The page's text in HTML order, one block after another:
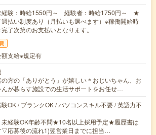
経験：時給1550円～ 経験者：時給1750円～ ★
週払い制度あり（月払いも選べます）※稼働開始時
了次第のお支払いとなります。
支給※規定有
の方の「ありがとう」が嬉しい＊おじいちゃん、お
んが暮らす施設での生活サポートをお任せ…
OK / ブランクOK / パソコンスキル不要 / 英語力不
未経験OK年齢不問★10名以上採用予定★履歴書は
▽応募後の流れ1)翌営業日までに担当…